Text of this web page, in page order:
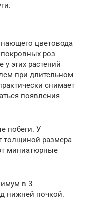
цветовода
роз
этих растений
при длительном
снимает
появления
побеги. У
толщиной размера
миниатюрные
в 3
нижней почкой.